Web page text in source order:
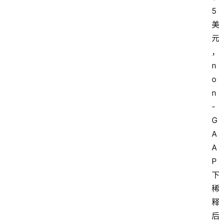
5
美
元
，
n
o
n
-
G
A
A
P
下
稀
释
后